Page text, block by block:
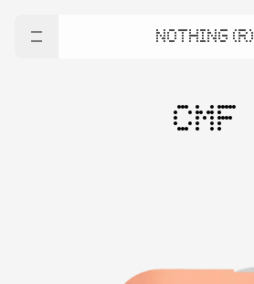
NOTHING (R)
CMF